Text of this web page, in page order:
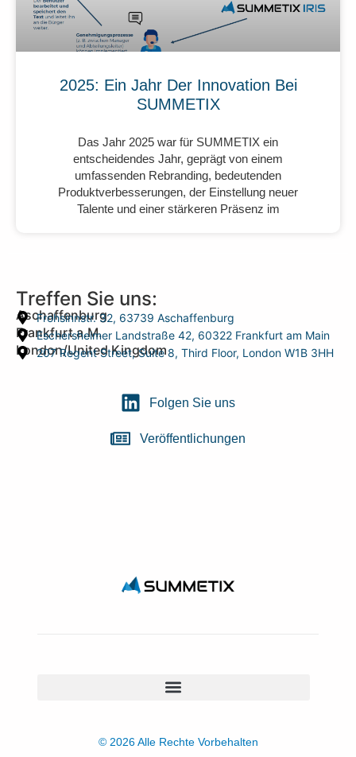
2025: Ein Jahr Der Innovation Bei
SUMMETIX
Das Jahr 2025 war für SUMMETIX ein
entscheidendes Jahr, geprägt von einem
umfassenden Rebranding, bedeutenden
Produktverbesserungen, der Einstellung neuer
Talente und einer stärkeren Präsenz im
Treffen Sie uns:
Aschaffenburg
Frohsinnstr. 32, 63739 Aschaffenburg
Frankfurt a.M.
Eschersheimer Landstraße 42, 60322 Frankfurt am Main
London/United Kingdom
207 Regent Street, Suite 8, Third Floor, London W1B 3HH
Folgen Sie uns
Veröffentlichungen
© 2026 Alle Rechte Vorbehalten